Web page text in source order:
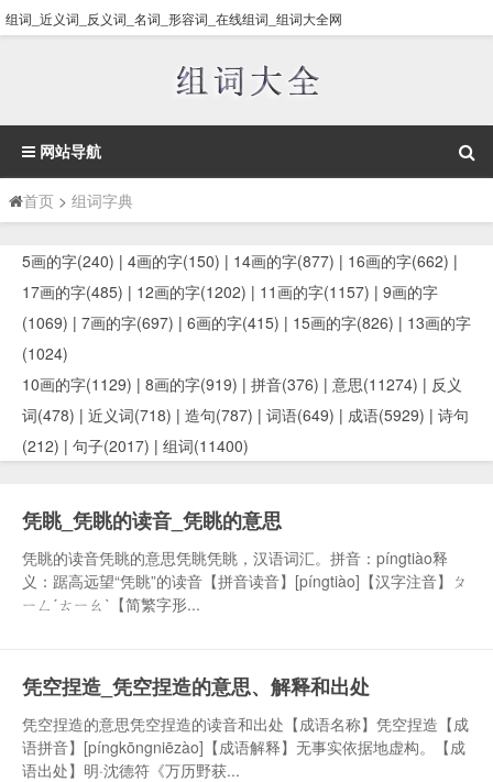
组词_近义词_反义词_名词_形容词_在线组词_组词大全网
网站导航
首页 > 组词字典
5画的字(240) | 4画的字(150) | 14画的字(877) | 16画的字(662) |
17画的字(485) | 12画的字(1202) | 11画的字(1157) | 9画的字
(1069) | 7画的字(697) | 6画的字(415) | 15画的字(826) | 13画的字
(1024)
10画的字(1129) | 8画的字(919) | 拼音(376) | 意思(11274) | 反义
词(478) | 近义词(718) | 造句(787) | 词语(649) | 成语(5929) | 诗句
(212) | 句子(2017) | 组词(11400)
凭眺_凭眺的读音_凭眺的意思
凭眺的读音凭眺的意思凭眺凭眺，汉语词汇。拼音：píngtiào释
义：踞高远望“凭眺”的读音【拼音读音】[píngtiào]【汉字注音】ㄆ
ㄧㄥˊㄊㄧㄠˋ【简繁字形...
凭空捏造_凭空捏造的意思、解释和出处
凭空捏造的意思凭空捏造的读音和出处【成语名称】凭空捏造【成
语拼音】[píngkōngniēzào]【成语解释】无事实依据地虚构。【成
语出处】明·沈德符《万历野获...